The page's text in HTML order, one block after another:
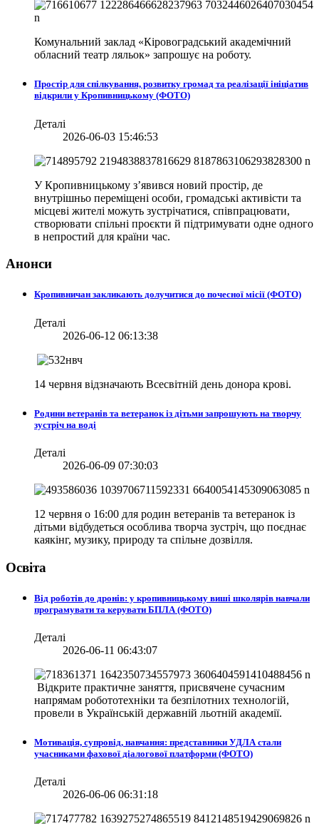
Комунальний заклад «Кіровоградський академічний
обласний театр ляльок» запрошує на роботу.
Простір для спілкування, розвитку громад та реалізації ініціатив
відкрили у Кропивницькому (ФОТО)
Деталі
2026-06-03 15:46:53
У Кропивницькому з’явився новий простір, де
внутрішньо переміщені особи, громадські активісти та
місцеві жителі можуть зустрічатися, співпрацювати,
створювати спільні проєкти й підтримувати одне одного
в непростий для країни час.
Анонси
Кропивничан закликають долучитися до почесної місії (ФОТО)
Деталі
2026-06-12 06:13:38
14 червня відзначають Всесвітній день донора крові.
Родини ветеранів та ветеранок із дітьми запрошують на творчу
зустріч на воді
Деталі
2026-06-09 07:30:03
12 червня о 16:00 для родин ветеранів та ветеранок із
дітьми відбудеться особлива творча зустріч, що поєднає
каякінг, музику, природу та спільне дозвілля.
Освіта
Від роботів до дронів: у кропивницькому виші школярів навчали
програмувати та керувати БПЛА (ФОТО)
Деталі
2026-06-11 06:43:07
Відкрите практичне заняття, присвячене сучасним
напрямам робототехніки та безпілотних технологій,
провели в Українській державній льотній академії.
Мотивація, супровід, навчання: представники УДЛА стали
учасниками фахової діалогової платформи (ФОТО)
Деталі
2026-06-06 06:31:18